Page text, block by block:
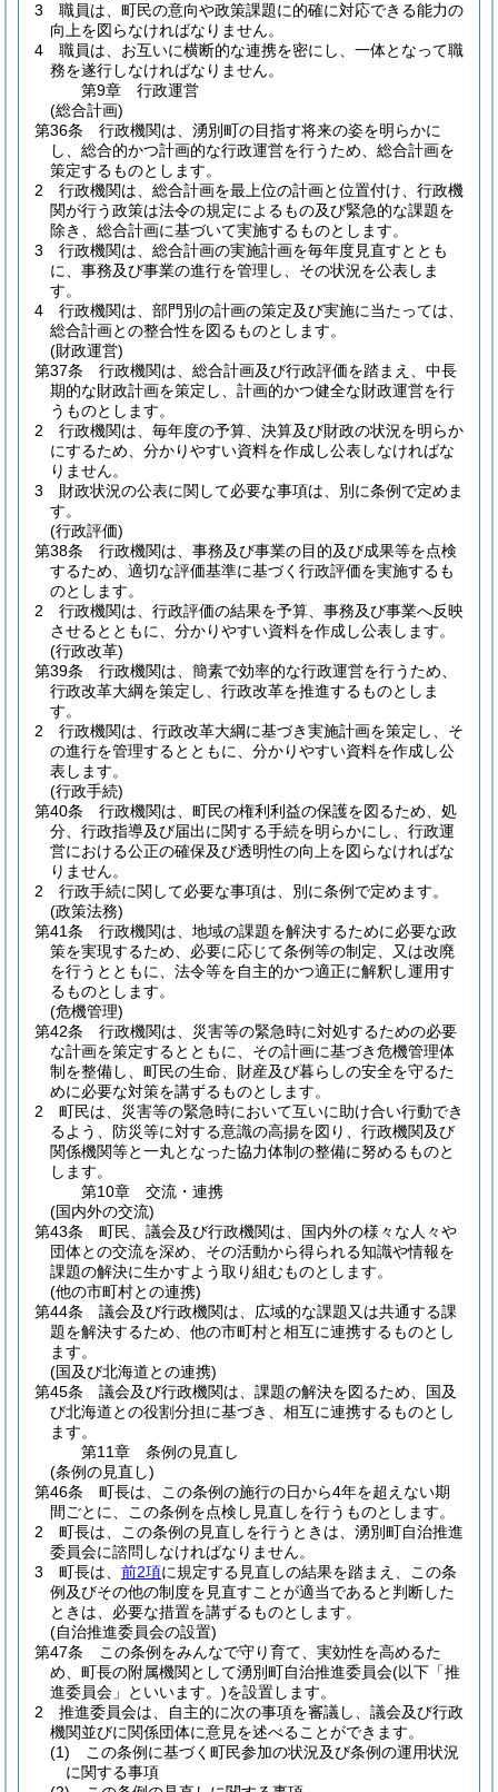
3
職員は、町民の意向や政策課題に的確に対応できる能力の
向上を図らなければなりません。
4
職員は、お互いに横断的な連携を密にし、一体となって職
務を遂行しなければなりません。
第9章
行政運営
(総合計画)
第36条
行政機関は、湧別町の目指す将来の姿を明らかに
し、総合的かつ計画的な行政運営を行うため、総合計画を
策定するものとします。
2
行政機関は、総合計画を最上位の計画と位置付け、行政機
関が行う政策は法令の規定によるもの及び緊急的な課題を
除き、総合計画に基づいて実施するものとします。
3
行政機関は、総合計画の実施計画を毎年度見直すととも
に、事務及び事業の進行を管理し、その状況を公表しま
す。
4
行政機関は、部門別の計画の策定及び実施に当たっては、
総合計画との整合性を図るものとします。
(財政運営)
第37条
行政機関は、総合計画及び行政評価を踏まえ、中長
期的な財政計画を策定し、計画的かつ健全な財政運営を行
うものとします。
2
行政機関は、毎年度の予算、決算及び財政の状況を明らか
にするため、分かりやすい資料を作成し公表しなければな
りません。
3
財政状況の公表に関して必要な事項は、別に条例で定めま
す。
(行政評価)
第38条
行政機関は、事務及び事業の目的及び成果等を点検
するため、適切な評価基準に基づく行政評価を実施するも
のとします。
2
行政機関は、行政評価の結果を予算、事務及び事業へ反映
させるとともに、分かりやすい資料を作成し公表します。
(行政改革)
第39条
行政機関は、簡素で効率的な行政運営を行うため、
行政改革大綱を策定し、行政改革を推進するものとしま
す。
2
行政機関は、行政改革大綱に基づき実施計画を策定し、そ
の進行を管理するとともに、分かりやすい資料を作成し公
表します。
(行政手続)
第40条
行政機関は、町民の権利利益の保護を図るため、処
分、行政指導及び届出に関する手続を明らかにし、行政運
営における公正の確保及び透明性の向上を図らなければな
りません。
2
行政手続に関して必要な事項は、別に条例で定めます。
(政策法務)
第41条
行政機関は、地域の課題を解決するために必要な政
策を実現するため、必要に応じて条例等の制定、又は改廃
を行うとともに、法令等を自主的かつ適正に解釈し運用す
るものとします。
(危機管理)
第42条
行政機関は、災害等の緊急時に対処するための必要
な計画を策定するとともに、その計画に基づき危機管理体
制を整備し、町民の生命、財産及び暮らしの安全を守るた
めに必要な対策を講ずるものとします。
2
町民は、災害等の緊急時において互いに助け合い行動でき
るよう、防災等に対する意識の高揚を図り、行政機関及び
関係機関等と一丸となった協力体制の整備に努めるものと
します。
第10章
交流・連携
(国内外の交流)
第43条
町民、議会及び行政機関は、国内外の様々な人々や
団体との交流を深め、その活動から得られる知識や情報を
課題の解決に生かすよう取り組むものとします。
(他の市町村との連携)
第44条
議会及び行政機関は、広域的な課題又は共通する課
題を解決するため、他の市町村と相互に連携するものとし
ます。
(国及び北海道との連携)
第45条
議会及び行政機関は、課題の解決を図るため、国及
び北海道との役割分担に基づき、相互に連携するものとし
ます。
第11章
条例の見直し
(条例の見直し)
第46条
町長は、この条例の施行の日から4年を超えない期
間ごとに、この条例を点検し見直しを行うものとします。
2
町長は、この条例の見直しを行うときは、湧別町自治推進
委員会に諮問しなければなりません。
3
町長は、 前2項に規定する見直しの結果を踏まえ、この条
例及びその他の制度を見直すことが適当であると判断した
ときは、必要な措置を講ずるものとします。
(自治推進委員会の設置)
第47条
この条例をみんなで守り育て、実効性を高めるた
め、町長の附属機関として湧別町自治推進委員会(以下「推
進委員会」といいます。)を設置します。
2
推進委員会は、自主的に次の事項を審議し、議会及び行政
機関並びに関係団体に意見を述べることができます。
(1)
この条例に基づく町民参加の状況及び条例の運用状況
に関する事項